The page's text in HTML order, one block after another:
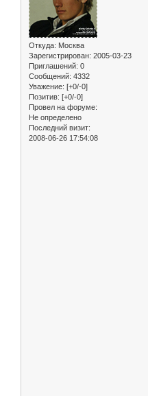
Откуда: Москва
Зарегистрирован: 2005-03-23
Приглашений: 0
Сообщений: 4332
Уважение: [+0/-0]
Позитив: [+0/-0]
Провел на форуме:
Не определено
Последний визит:
2008-06-26 17:54:08